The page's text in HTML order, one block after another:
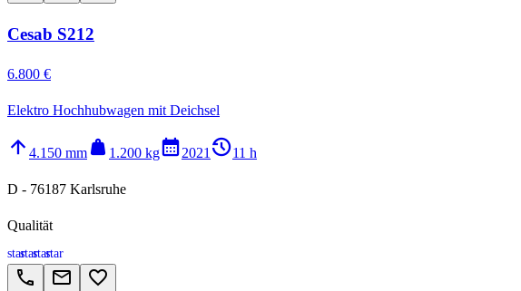
Cesab S212
6.800 €
Elektro Hochhubwagen mit Deichsel
arrow_upward 4.150 mm weight 1.200 kgcalendar_month2021 history_211 h
D - 76187 Karlsruhe
Qualität
starstarstarstar
call email favorite_border